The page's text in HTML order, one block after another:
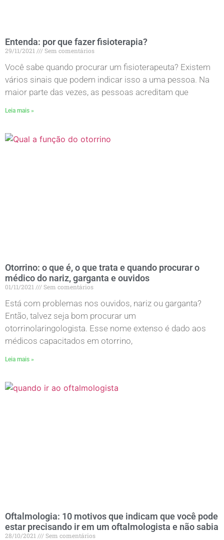
Entenda: por que fazer fisioterapia?
29/11/2021 Sem comentários
Você sabe quando procurar um fisioterapeuta? Existem
vários sinais que podem indicar isso a uma pessoa. Na
maior parte das vezes, as pessoas acreditam que
Leia mais »
Otorrino: o que é, o que trata e quando procurar o
médico do nariz, garganta e ouvidos
01/11/2021 Sem comentários
Está com problemas nos ouvidos, nariz ou garganta?
Então, talvez seja bom procurar um
otorrinolaringologista. Esse nome extenso é dado aos
médicos capacitados em otorrino,
Leia mais »
Oftalmologia: 10 motivos que indicam que você pode
estar precisando ir em um oftalmologista e não sabia
28/10/2021 Sem comentários